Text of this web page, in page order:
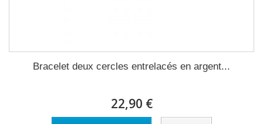
Bracelet deux cercles entrelacés en argent...
22,90 €